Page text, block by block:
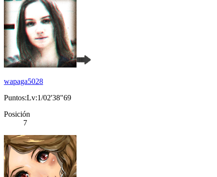
wapaga5028
Puntos:Lv:1/02'38"69
Posición
7